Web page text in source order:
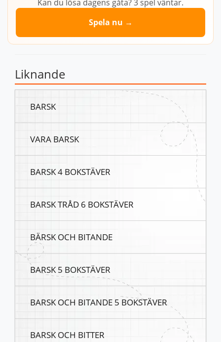
Kan du lösa dagens gåta? 3 spel väntar.
Spela nu →
Liknande
BARSK
VARA BARSK
BARSK 4 BOKSTÄVER
BARSK TRÅD 6 BOKSTÄVER
BÄRSK OCH BITANDE
BARSK 5 BOKSTÄVER
BARSK OCH BITANDE 5 BOKSTÄVER
BARSK OCH BITTER